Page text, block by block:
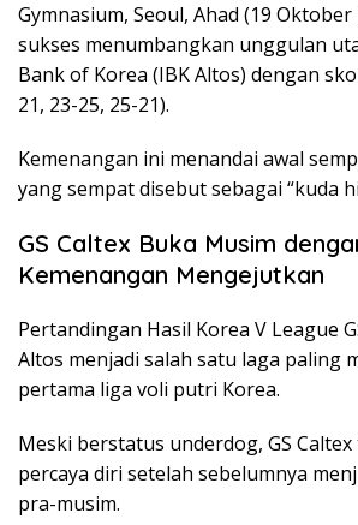
Gymnasium, Seoul, Ahad (19 Oktober
sukses menumbangkan unggulan
Bank of Korea (IBK Altos) dengan
21, 23-25, 25-21).
Kemenangan ini menandai awal
yang sempat disebut sebagai “kuda
GS Caltex Buka Musim
Kemenangan Mengejutkan
Pertandingan Hasil Korea V League
Altos menjadi salah satu laga paling
pertama liga voli putri Korea.
Meski berstatus underdog, GS
percaya diri setelah sebelumnya
pra-musim.